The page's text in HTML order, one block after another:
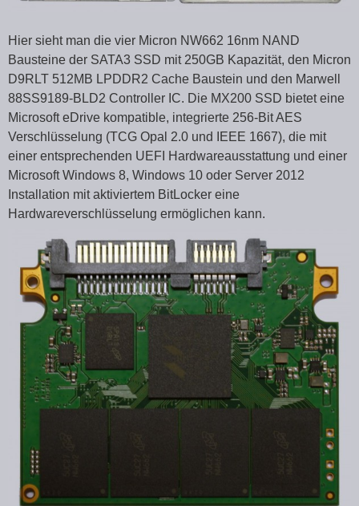
Hier sieht man die vier Micron NW662 16nm NAND
Bausteine der SATA3 SSD mit 250GB Kapazität, den Micron
D9RLT 512MB LPDDR2 Cache Baustein und den Marwell
88SS9189-BLD2 Controller IC. Die MX200 SSD bietet eine
Microsoft eDrive kompatible, integrierte 256-Bit AES
Verschlüsselung (TCG Opal 2.0 und IEEE 1667), die mit
einer entsprechenden UEFI Hardwareausstattung und einer
Microsoft Windows 8, Windows 10 oder Server 2012
Installation mit aktiviertem BitLocker eine
Hardwareverschlüsselung ermöglichen kann.